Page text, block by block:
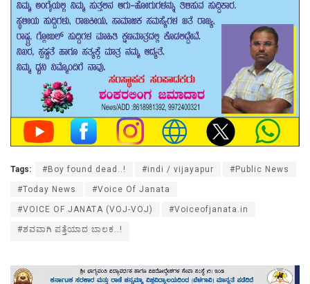
Tags: #Boy found dead..! #indi / vijayapur #Public News
#Today News #Voice Of Janata
#VOICE OF JANATA (VOJ-VOJ) #Voiceofjanata.in
#ಶವವಾಗಿ ಪತ್ತೆಯಾದ ಬಾಲಕ..!